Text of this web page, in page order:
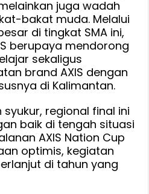
juga wadah
bakat muda. Melalui
di tingkat SMA ini,
berupaya mendorong
sekaligus
brand AXIS dengan
di Kalimantan.
regional final ini
baik di tengah situasi
AXIS Nation Cup
optimis, kegiatan
di tahun yang